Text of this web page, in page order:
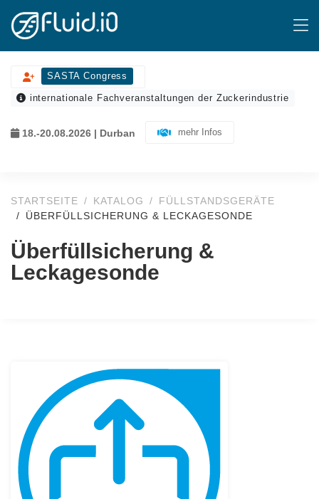
SASTA Congress
internationale Fachveranstaltungen der Zuckerindustrie
18.-20.08.2026 | Durban mehr Infos
STARTSEITE KATALOG
FÜLLSTANDSGERÄTE
ÜBERFÜLLSICHERUNG & LECKAGESONDE
Überfüllsicherung &
Leckagesonde